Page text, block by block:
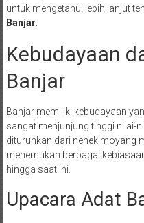
untuk mengetahui lebih lanjut
Banjar
Kebudayaan
Banjar
Banjar memiliki kebudayaan
sangat menjunjung tinggi nilai-
diturunkan dari nenek moyang
menemukan berbagai
hingga saat ini.
Upacara Adat